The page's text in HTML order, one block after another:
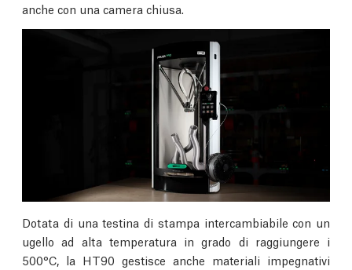
anche con una camera chiusa.
Dotata di una testina di stampa intercambiabile con un
ugello ad alta temperatura in grado di raggiungere i
500°C, la HT90 gestisce anche materiali impegnativi